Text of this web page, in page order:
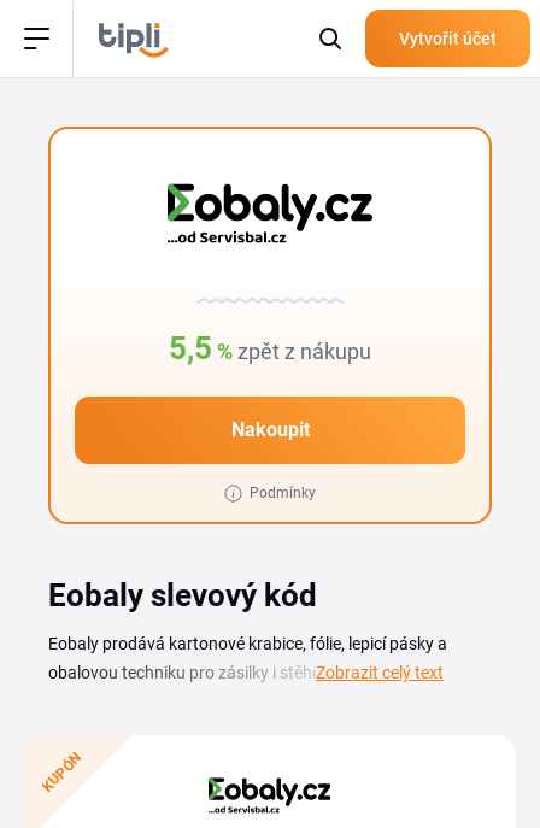
Vytvořit účet
5,5 % zpět z nákupu
Nakoupit
Podmínky
Eobaly slevový kód
Eobaly prodává kartonové krabice, fólie, lepicí pásky a
obalovou techniku pro zásilky i stěhování. S Eobaly
je skladem a běžně dorazí do 24 hodin. Na této stránce
najdeš aktuální kupóny a slevové kódy, které využiješ při
objednávce krabic, výplňových materiálů i strojů na balení.
Zobrazit celý text
KUPÓN